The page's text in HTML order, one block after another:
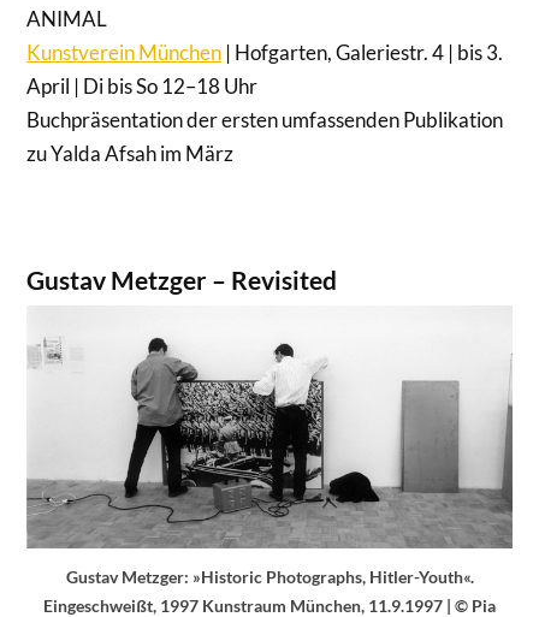
ANIMAL
Kunstverein München | Hofgarten, Galeriestr. 4 | bis 3.
April | Di bis So 12–18 Uhr
Buchpräsentation der ersten umfassenden Publikation
zu Yalda Afsah im März
Gustav Metzger – Revisited
Gustav Metzger: »Historic Photographs, Hitler-Youth«.
Eingeschweißt, 1997 Kunstraum München, 11.9.1997 | © Pia